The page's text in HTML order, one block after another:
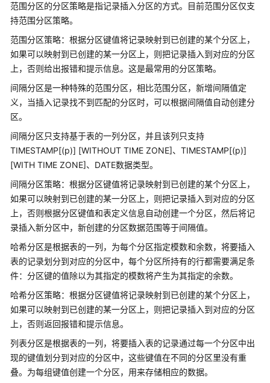
快
速
入
门
用
户
南
开
指
南
开
发
南
（分
布
式
_V2.0-
开
发
范围分区的分区策略是指记录插入分区的方式。目前范围分区仅支
持范围分区策略。
范围分区策略：根据分区键值将记录映射到已创建的某个分区上，
如果可以映射到已创建的某一分区上，则把记录插入到对应的分区
上，否则给出报错和提示信息。这是最常用的分区策略。
间隔分区是一种特殊的范围分区，相比范围分区，新增间隔值定
义，当插入记录找不到匹配的分区时，可以根据间隔值自动创建分
区。
间隔分区只支持基于表的一列分区，并且该列只支持
TIMESTAMP[(p)] [WITHOUT TIME ZONE]、TIMESTAMP[(p)]
[WITH TIME ZONE]、DATE数据类型。
间隔分区策略：根据分区键值将记录映射到已创建的某个分区上，
如果可以映射到已创建的某一分区上，则把记录插入到对应的分区
上，否则根据分区键值和表定义信息自动创建一个分区，然后将记
录插入新分区中，新创建的分区数据范围等于间隔值。
哈希分区是根据表的一列，为每个分区指定模数和余数，将要插入
表的记录划分到对应的分区中，每个分区所持有的行都需要满足条
件：分区键的值除以为其指定的模数将产生为其指定的余数。
哈希分区策略：根据分区键值将记录映射到已创建的某个分区上，
如果可以映射到已创建的某一分区上，则把记录插入到对应的分区
上，否则返回报错和提示信息。
列表分区是根据表的一列，将要插入表的记录通过每一个分区中出
现的键值划分到对应的分区中，这些键值在不同的分区里没有重
叠。为每组键值创建一个分区，用来存储相应的数据。